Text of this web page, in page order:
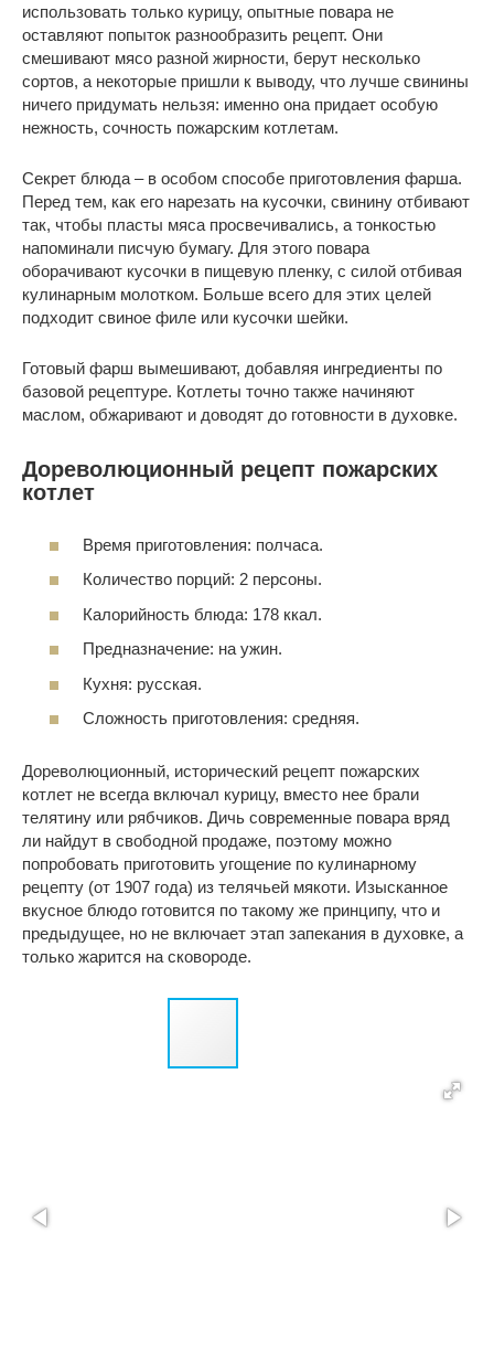
использовать только курицу, опытные повара не
оставляют попыток разнообразить рецепт. Они
смешивают мясо разной жирности, берут несколько
сортов, а некоторые пришли к выводу, что лучше свинины
ничего придумать нельзя: именно она придает особую
нежность, сочность пожарским котлетам.
Секрет блюда – в особом способе приготовления фарша.
Перед тем, как его нарезать на кусочки, свинину отбивают
так, чтобы пласты мяса просвечивались, а тонкостью
напоминали писчую бумагу. Для этого повара
оборачивают кусочки в пищевую пленку, с силой отбивая
кулинарным молотком. Больше всего для этих целей
подходит свиное филе или кусочки шейки.
Готовый фарш вымешивают, добавляя ингредиенты по
базовой рецептуре. Котлеты точно также начиняют
маслом, обжаривают и доводят до готовности в духовке.
Дореволюционный рецепт пожарских
котлет
Время приготовления: полчаса.
Количество порций: 2 персоны.
Калорийность блюда: 178 ккал.
Предназначение: на ужин.
Кухня: русская.
Сложность приготовления: средняя.
Дореволюционный, исторический рецепт пожарских
котлет не всегда включал курицу, вместо нее брали
телятину или рябчиков. Дичь современные повара вряд
ли найдут в свободной продаже, поэтому можно
попробовать приготовить угощение по кулинарному
рецепту (от 1907 года) из телячьей мякоти. Изысканное
вкусное блюдо готовится по такому же принципу, что и
предыдущее, но не включает этап запекания в духовке, а
только жарится на сковороде.